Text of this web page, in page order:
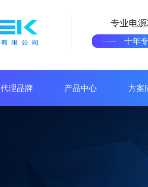
专业电
十年
代理品牌 产品中心 方案